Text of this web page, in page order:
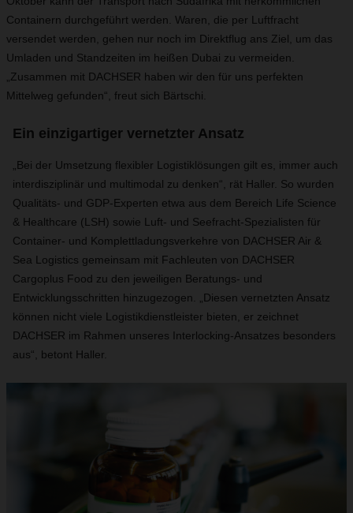
Containern durchgeführt werden. Waren, die per Luftfracht
versendet werden, gehen nur noch im Direktflug ans Ziel, um das
Umladen und Standzeiten im heißen Dubai zu vermeiden.
„Zusammen mit DACHSER haben wir den für uns perfekten
Mittelweg gefunden“, freut sich Bärtschi.
Ein einzigartiger vernetzter Ansatz
„Bei der Umsetzung flexibler Logistiklösungen gilt es, immer auch
interdisziplinär und multimodal zu denken“, rät Haller. So wurden
Qualitäts- und GDP-Experten etwa aus dem Bereich Life Science
& Healthcare (LSH) sowie Luft- und Seefracht-Spezialisten für
Container- und Komplettladungsverkehre von DACHSER Air &
Sea Logistics gemeinsam mit Fachleuten von DACHSER
Cargoplus Food zu den jeweiligen Beratungs- und
Entwicklungsschritten hinzugezogen. „Diesen vernetzten Ansatz
können nicht viele Logistikdienstleister bieten, er zeichnet
DACHSER im Rahmen unseres Interlocking-Ansatzes besonders
aus“, betont Haller.